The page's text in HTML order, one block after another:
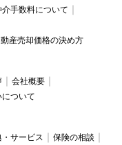
介手数料について
産売却価格の決め方
会社概要
ついて
・サービス
保険の相談